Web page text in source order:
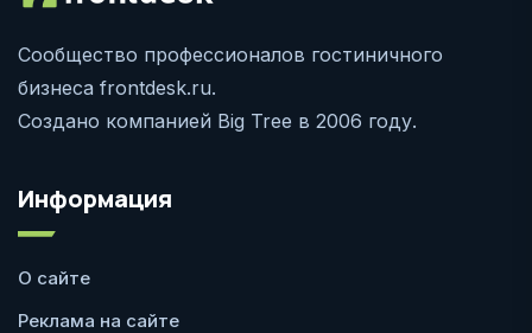
Сообщество профессионалов гостиничного
бизнеса frontdesk.ru.
Создано компанией Big Tree в 2006 году.
Информация
О сайте
Реклама на сайте